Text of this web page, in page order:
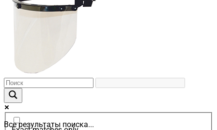
Все результаты поиска...